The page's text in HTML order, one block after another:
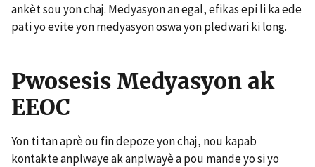
ankèt sou yon chaj. Medyasyon an egal, efikas epi li ka ede
pati yo evite yon medyasyon oswa yon pledwari ki long.
Pwosesis Medyasyon ak
EEOC
Yon ti tan aprè ou fin depoze yon chaj, nou kapab
kontakte anplwaye ak anplwayè a pou mande yo si yo